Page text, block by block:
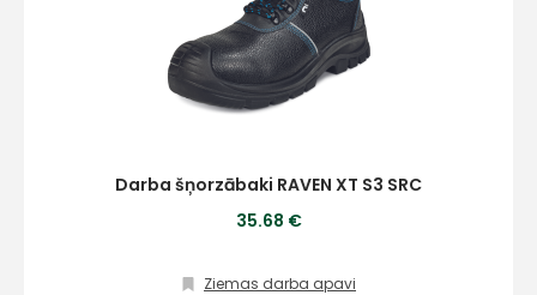
Darba šņorzābaki RAVEN XT S3 SRC
35.68 €
Ziemas darba apavi